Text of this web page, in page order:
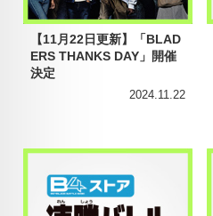
【11月22日更新】「BLAD
ERS THANKS DAY」開催
決定
2024.11.22